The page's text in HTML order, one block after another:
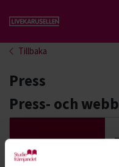
Gå till studiefrämjandets
Tillbaka
Press
Press- och